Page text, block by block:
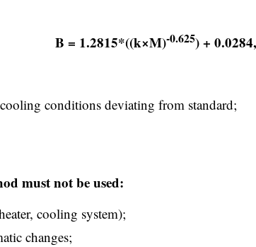
B = 1.2815*((k×M)-0.625) + 0.0284,
conditions deviating from standard;
must not be used:
cooling system);
changes;